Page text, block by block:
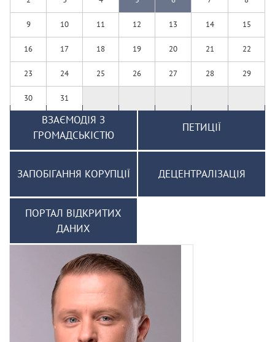
9 10 11 12 13 14 15
16 17 18 19 20 21 22
23 24 25 26 27 28 29
30 31
ВЗАЄМОДІЯ З
ГРОМАДСЬКІСТЮ
ПЕТИЦІЇ
ЗАПОБІГАННЯ КОРУПЦІЇ ДЕЦЕНТРАЛІЗАЦІЯ
ПОРТАЛ ВІДКРИТИХ
ДАНИХ